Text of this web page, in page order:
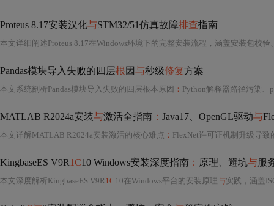
Proteus 8.17安装汉化与STM32/51仿真故障排查指南
本文详细阐述Proteus 8.17在Windows环境下的完整安装流程，涵盖安装包校验
Pandas模块导入失败的四层根因与秒级修复方案
本文系统剖析Pandas模块导入失败的四层根本原因 ： Python解释器路径污染、pip wheel/sdist构建失败、动态链接库（如
MATLAB R2024a安装与激活全指南 ： Java17、OpenGL驱动与
本文详解MATLAB R2024a安装激活的核心难点 ： FlexNet许可证机制升级导致的在线验证强制
KingbaseES V9R1C10 Windows安装深度指南 ： 原理、避坑与服
本文深度解析KingbaseES V9R1C 10在Windows平台的安装原理与实践，涵盖